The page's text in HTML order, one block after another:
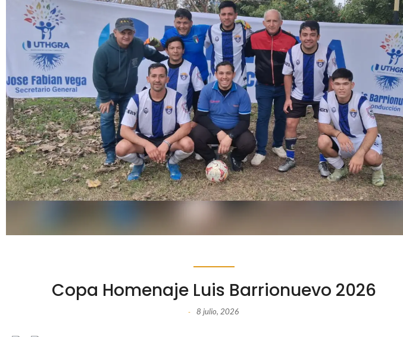
Copa Homenaje Luis Barrionuevo 2026
- 8 julio, 2026